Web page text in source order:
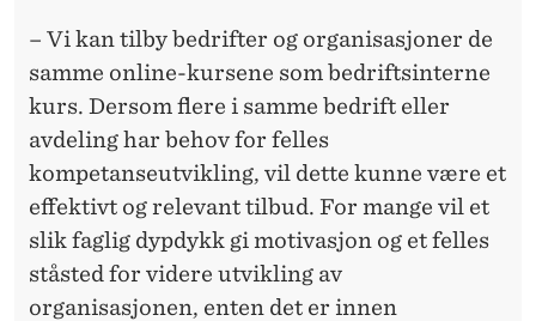
– Vi kan tilby bedrifter og organisasjoner de
samme online-kursene som bedriftsinterne
kurs. Dersom flere i samme bedrift eller
avdeling har behov for felles
kompetanseutvikling, vil dette kunne være et
effektivt og relevant tilbud. For mange vil et
slik faglig dypdykk gi motivasjon og et felles
ståsted for videre utvikling av
organisasjonen, enten det er innen